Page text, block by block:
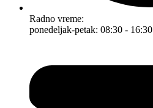
Radno vreme:
ponedeljak-petak: 08:30 - 16:30